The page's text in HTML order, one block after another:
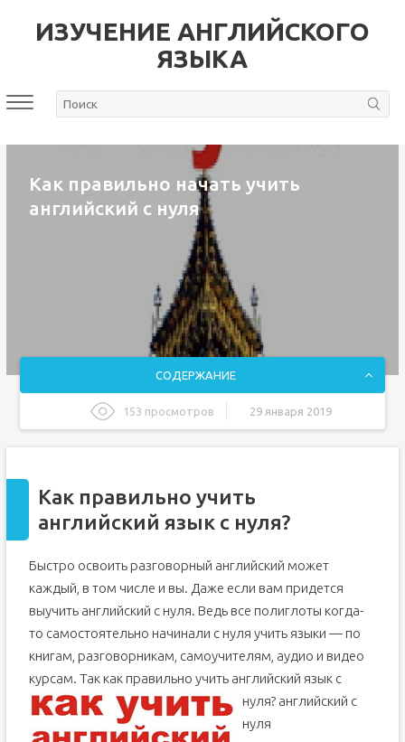
ИЗУЧЕНИЕ АНГЛИЙСКОГО
ЯЗЫКА
Как правильно начать учить
английский с нуля
СОДЕРЖАНИЕ
153 просмотров 29 января 2019
Практика и еще раз практика
Первые шаги в английском: с чего начать?
и бесплатно
2. Звуки и правила чтения: выучить английский язык с
нуля бесплатно онлайн
4. Читаем книги: с чего начать изучение английского
языка самостоятельно
5. Английские фразы: как изучить английский язык
самостоятельно с нуля бесплатно
Как правильно учить
английский язык с нуля?
Быстро освоить разговорный английский может
каждый, в том числе и вы. Даже если вам придется
выучить английский с нуля. Ведь все полиглоты когда-
то самостоятельно начинали с нуля учить языки — по
книгам, разговорникам, самоучителям, аудио и видео
курсам. Так как правильно учить английский язык с
нуля? английский с
нуля